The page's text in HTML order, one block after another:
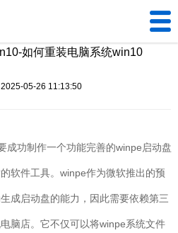
U盘工具
装机问题
电脑问题
如何重装电脑系统win10
05-26 11:13:50
成功制作一个功能完善的winpe启动盘
软件工具。 winpe作为微软推出的预
成启动盘的能力，因此需要依赖第三
脑店。它不仅可以将winpe系统文件